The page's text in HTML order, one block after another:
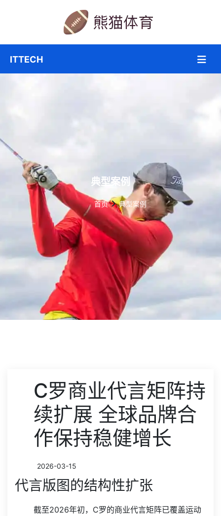
典型案例
首页 典型案例
C罗商业代言矩阵持
续扩展 全球品牌合
作保持稳健增长
2026-03-15
代言版图的结构性扩张
截至2026年初，C罗的商业代言矩阵已覆盖运动